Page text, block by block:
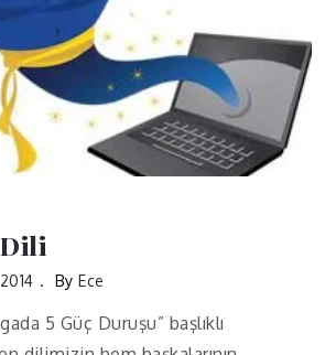
ByEce
5 Güç Duruşu” başlıklı